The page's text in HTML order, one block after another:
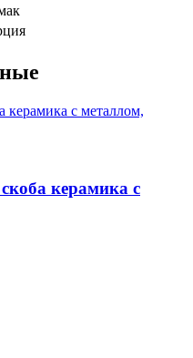
керамика с